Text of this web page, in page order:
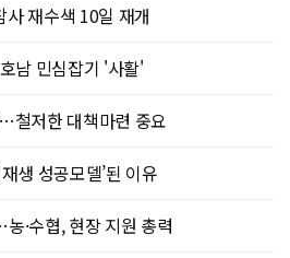
사 재수색 10일 재개
남 민심잡기 '사활'
철저한 대책마련 중요
생 성공모델’된 이유
·수협, 현장 지원 총력